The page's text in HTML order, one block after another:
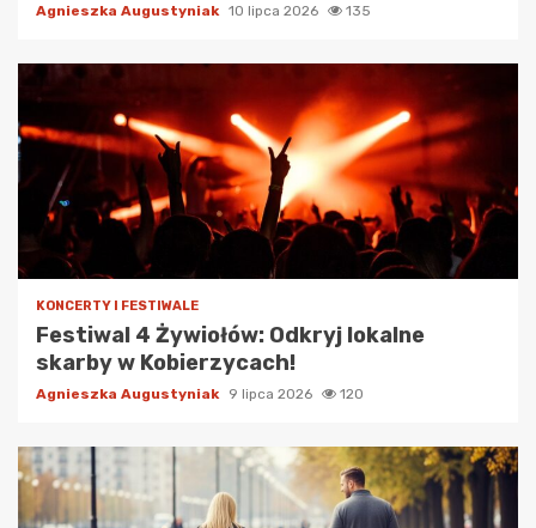
Agnieszka Augustyniak 10 lipca 2026 135
KONCERTY I FESTIWALE
Festiwal 4 Żywiołów: Odkryj lokalne
skarby w Kobierzycach!
Agnieszka Augustyniak 9 lipca 2026 120